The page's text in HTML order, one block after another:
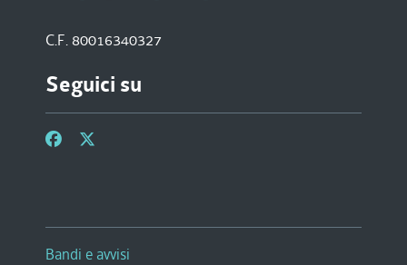
C.F. 80016340327
Seguici su
Bandi e avvisi